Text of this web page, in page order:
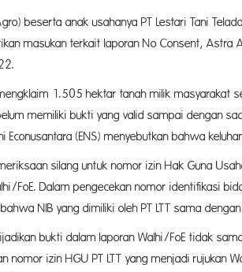
beserta anak usahanya PT Lestari Tani
masukan terkait laporan No Consent, Astra
1.505 hektar tanah milik masyarakat
memiliki bukti yang valid sampai dengan
(ENS) menyebutkan bahwa
silang untuk nomor izin Hak Guna
FoE. Dalam pengecekan nomor identifikasi
NIB yang dimiliki oleh PT LTT sama
bukti dalam laporan Walhi/FoE tidak
nomor izin HGU PT LTT yang menjadi rujukan